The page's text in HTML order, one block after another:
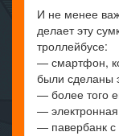
И не менее
делает эту
троллейбусе:
— смартфон,
были сделаны
— более того
— электронная
— павербанк с